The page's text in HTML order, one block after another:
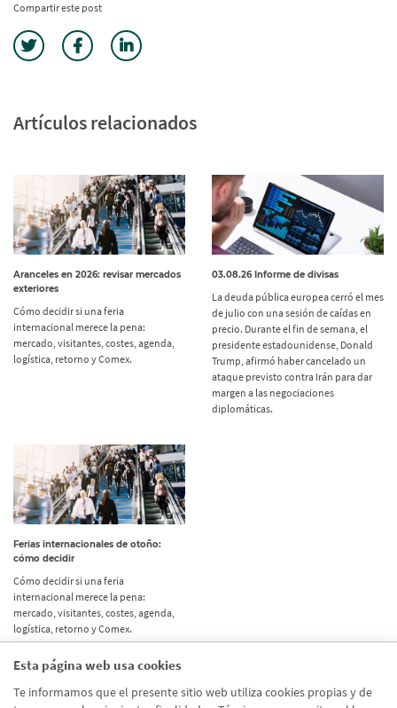
Esta página web usa cookies
Te informamos que el presente sitio web utiliza cookies propias y de
Compartir este post
Artículos relacionados
Aranceles en 2026: revisar mercados
exteriores
Cómo decidir si una feria
internacional merece la pena:
mercado, visitantes, costes, agenda,
logística, retorno y Comex.
03.08.26 Informe de divisas
La deuda pública europea cerró el mes
de julio con una sesión de caídas en
precio. Durante el fin de semana, el
presidente estadounidense, Donald
Trump, afirmó haber cancelado un
ataque previsto contra Irán para dar
margen a las negociaciones
diplomáticas.
Ferias internacionales de otoño:
cómo decidir
Cómo decidir si una feria
internacional merece la pena:
mercado, visitantes, costes, agenda,
logística, retorno y Comex.
Etiquetas